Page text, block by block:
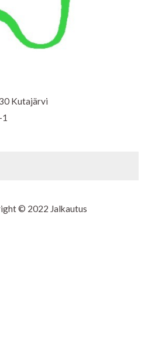
Kutajärvi
© 2022 Jalkautus